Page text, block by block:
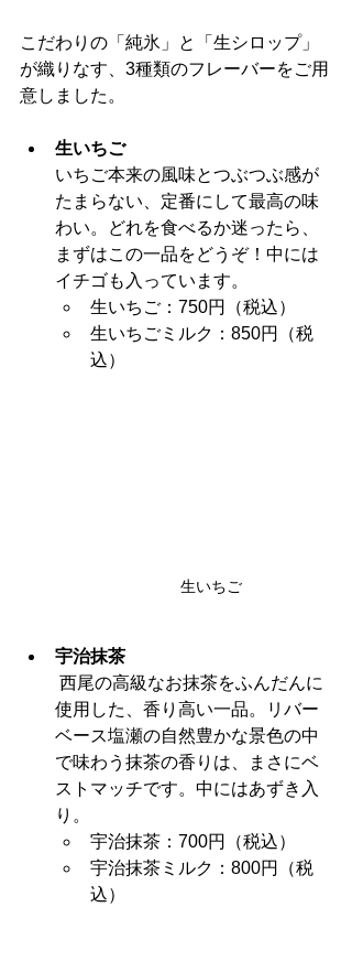
こだわりの「純氷」と「生シロップ」
が織りなす、3種類のフレーバーをご用
意しました。
生いちご
いちご本来の風味とつぶつぶ感が
たまらない、定番にして最高の味
わい。どれを食べるか迷ったら、
まずはこの一品をどうぞ！中には
イチゴも入っています。
生いちご：750円（税込）
生いちごミルク：850円（税
込）
生いちご
宇治抹茶
使用した、香り高い一品。リバー
ベース塩瀬の自然豊かな景色の中
で味わう抹茶の香りは、まさにベ
ストマッチです。中にはあずき入
り。
宇治抹茶：700円（税込）
宇治抹茶ミルク：800円（税
込）